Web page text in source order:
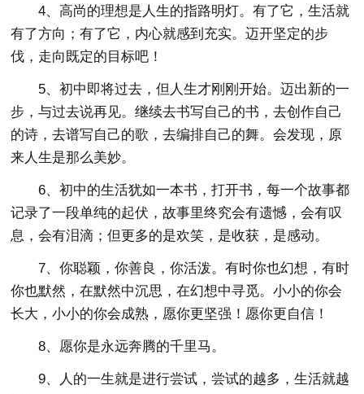
4、高尚的理想是人生的指路明灯。有了它，生活就
有了方向；有了它，内心就感到充实。迈开坚定的步
伐，走向既定的目标吧！
5、初中即将过去，但人生才刚刚开始。迈出新的一
步，与过去说再见。继续去书写自己的书，去创作自己
的诗，去谱写自己的歌，去编排自己的舞。会发现，原
来人生是那么美妙。
6、初中的生活犹如一本书，打开书，每一个故事都
记录了一段单纯的起伏，故事里终究会有遗憾，会有叹
息，会有泪滴；但更多的是欢笑，是收获，是感动。
7、你聪颖，你善良，你活泼。有时你也幻想，有时
你也默然，在默然中沉思，在幻想中寻觅。小小的你会
长大，小小的你会成熟，愿你更坚强！愿你更自信！
8、愿你是永远奔腾的千里马。
9、人的一生就是进行尝试，尝试的越多，生活就越